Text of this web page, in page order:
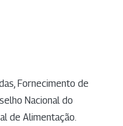
Fornecimento de
Nacional do
de Alimentação.